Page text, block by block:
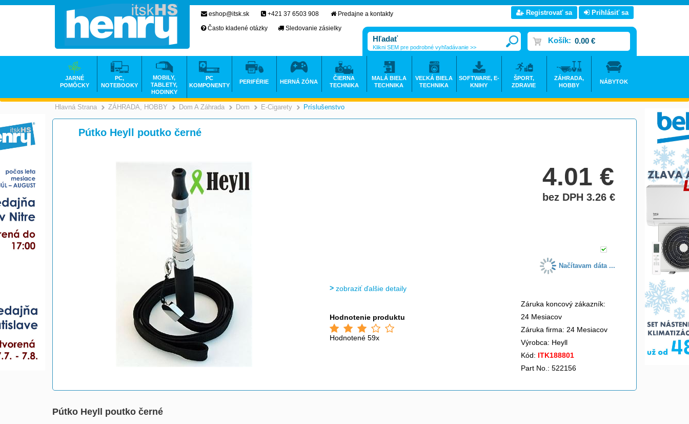
Hlavná Strana >
ZÁHRADA, HOBBY >
Dom A Záhrada >
Dom E-Cigarety Príslušenstvo
Pútko Heyll poutko černé
4.01€
bez DPH 3.26€
Načítavam dáta ...
zobraziť ďalšie detaily
Hodnotenie produktu
Hodnotené 59x
Záruka koncový zákazník:
24 Mesiacov
Záruka firma: 24 Mesiacov
Výrobca: Heyll
Kód: ITK188801
Part No.: 522156
Pútko Heyll poutko černé
eshop@itsk.sk +421 37 6503 908
Predajne a kontakty
Často kladené otázky
Sledovanie zásielky
Registrovať sa Prihlásiť sa
Košík: 0.00 €
Klikni SEM pre podrobné vyhľadávanie >>
JARNÉ
POMÔCKY
PC,
NOTEBOOKY
MOBILY,
TABLETY,
HODINKY
PC
KOMPONENTY
PERIFÉRIE HERNÁ ZÓNA
ČIERNA
TECHNIKA
MALÁ BIELA
TECHNIKA
VEĽKÁ BIELA
TECHNIKA
SOFTWARE, E-
KNIHY
ŠPORT,
ZDRAVIE
ZÁHRADA,
HOBBY
NÁBYTOK